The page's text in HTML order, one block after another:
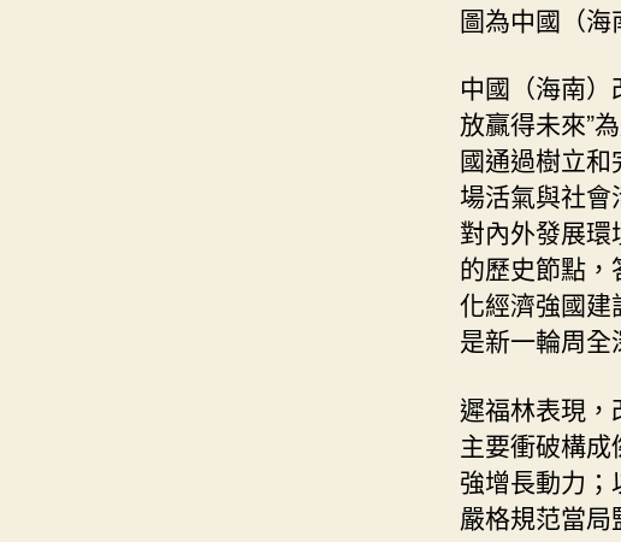
圖為中國（海
中國（海南
放贏得未來”
國通過樹立
場活氣與社會
對內外發展
的歷史節點
化經濟強國建
是新一輪周全
遲福林表現，
主要衝破構
強增長動力
嚴格規范當局